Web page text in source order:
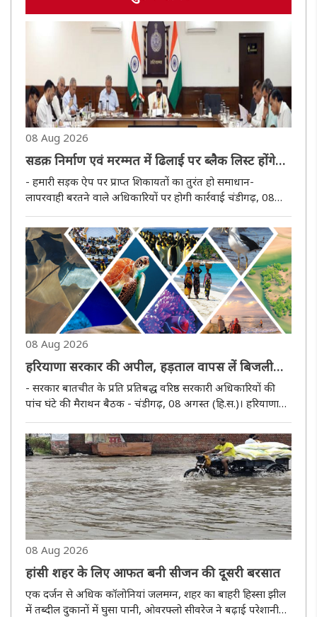
08 Aug 2026
सडक़ निर्माण एवं मरम्मत में ढिलाई पर ब्लैक लिस्ट होंगे
ठेकेदार, लगेगा जुर्माना
- हमारी सड़क ऐप पर प्राप्त शिकायतों का तुरंत हो समाधान-
लापरवाही बरतने वाले अधिकारियों पर होगी कार्रवाई चंडीगढ़, 08
निर्माण सामग्री की उपलब्धता की समीक्षा करते हुए कहा कि यदि
विकास कार्य..
08 Aug 2026
हरियाणा सरकार की अपील, हड़ताल वापस लें बिजली
कर्मचारी
- सरकार बातचीत के प्रति प्रतिबद्ध वरिष्ठ सरकारी अधिकारियों की
पांच घंटे की मैराथन बैठक - चंडीगढ़, 08 अगस्त (हि.स.)। हरियाणा
का बातचीत के माध्यम से समाधान करने की अपनी प्रतिबद्धता..
08 Aug 2026
हांसी शहर के लिए आफत बनी सीजन की दूसरी बरसात
एक दर्जन से अधिक कॉलोनियां जलमग्न, शहर का बाहरी हिस्सा झील
में तब्दील दुकानों में घुसा पानी, ओवरफ्लो सीवरेज ने बढ़ाई परेशानी